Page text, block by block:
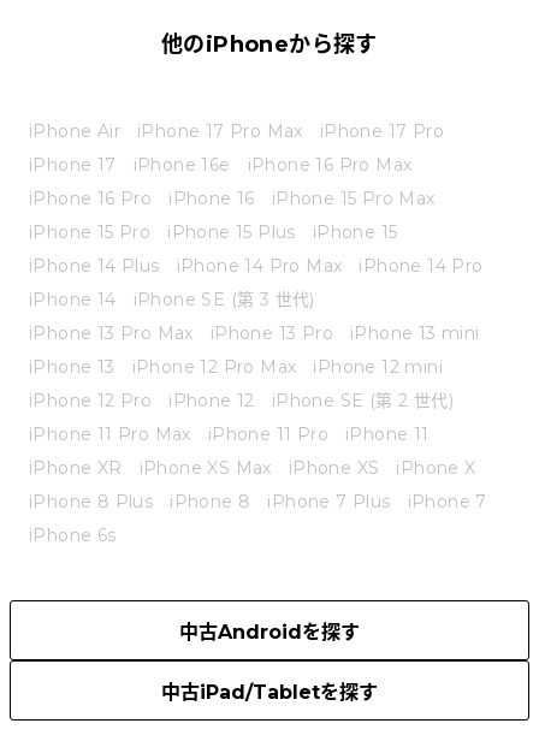
他のiPhoneから探す
iPhone Air iPhone 17 Pro Max
iPhone 17 Pro
iPhone 17
iPhone 16e
iPhone 16 Pro Max
iPhone 16 Pro
iPhone 16
iPhone 15 Pro Max
iPhone 15 Pro
iPhone 15 Plus
iPhone 15
iPhone 14 Plus
iPhone 14 Pro Max
iPhone 14 Pro
iPhone 14
iPhone SE (第 3 世代)
iPhone 13 Pro Max
iPhone 13 Pro
iPhone 13 mini
iPhone 13
iPhone 12 Pro Max
iPhone 12 mini
iPhone 12 Pro
iPhone 12
iPhone SE (第 2 世代)
iPhone 11 Pro Max
iPhone 11 Pro
iPhone 11
iPhone XR
iPhone XS Max iPhone XS
iPhone X
iPhone 8 Plus
iPhone 8 iPhone 7 Plus
iPhone 7
iPhone 6s
中古Androidを探す
中古iPad/Tabletを探す